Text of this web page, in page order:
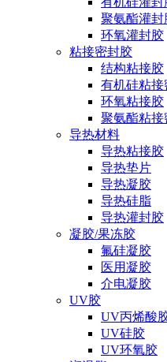
聚氨酯灌封
环氧灌封胶
粘接密封胶
结构粘接胶
有机硅粘接
环氧粘接胶
聚氨酯粘接
导热材料
导热粘接胶
导热垫片
导热凝胶
导热硅脂
导热灌封胶
凝胶/果冻胶
氟硅凝胶
医用凝胶
介电凝胶
UV胶
UV丙烯酸
UV硅胶
UV环氧胶